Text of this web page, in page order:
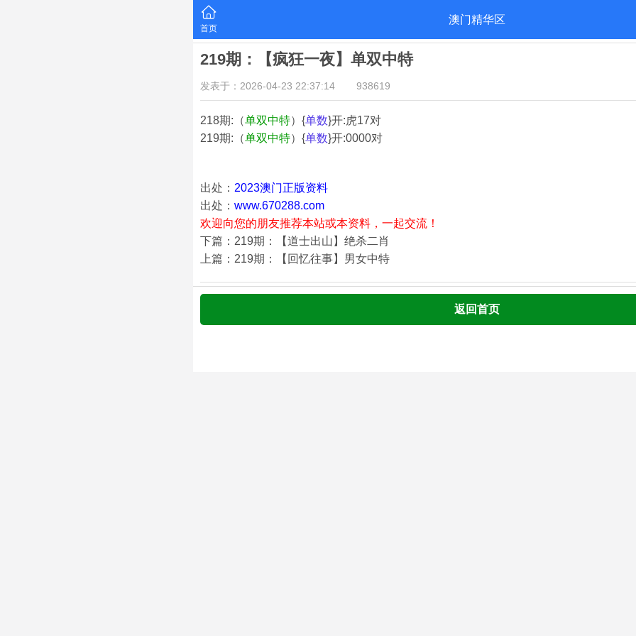
首页
澳门精华区
219期：【疯狂一夜】单双中特
发表于：2026-04-23 22:37:14 938619
218期:（单双中特）{单数}开:虎17对
219期:（单双中特）{单数}开:0000对
出处： 2023澳门正版资料
出处： www.670288.com
欢迎向您的朋友推荐本站或本资料，一起交流！
下篇：219期：【道士出山】绝杀二肖
上篇：219期：【回忆往事】男女中特
返回首页